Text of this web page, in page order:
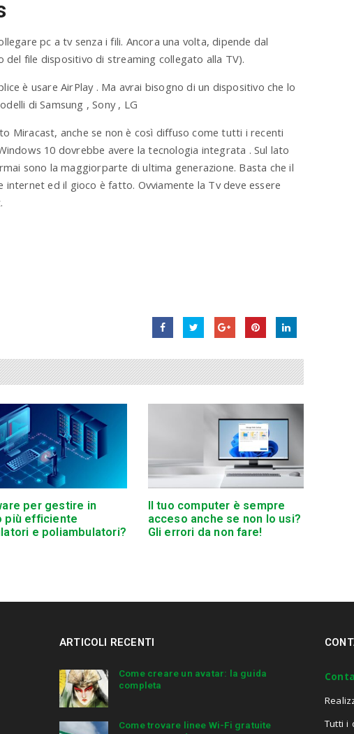
pc a tv senza i fili. Ancora una volta, dipende dal
del file dispositivo di streaming collegato alla TV).
è usare AirPlay . Ma avrai bisogno di un dispositivo che lo
di Samsung , Sony , LG
Miracast, anche se non è così diffuso come tutti i recenti
10 dovrebbe avere la tecnologia integrata . Sul lato
sono la maggiorparte di ultima generazione. Basta che il
ed il gioco è fatto. Ovviamente la Tv deve essere
per gestire in
più efficiente
e poliambulatori?
Il tuo computer è sempre
acceso anche se non lo usi?
Gli errori da non fare!
ARTICOLI RECENTI
Come creare un avatar: la guida
completa
Come trovare linee Wi-Fi gratuite
Tutti i